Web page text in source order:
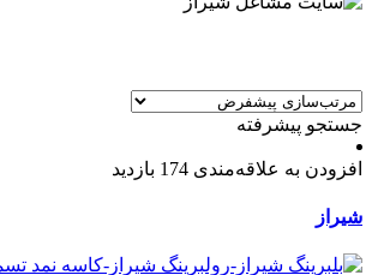
جستجو پیشرفته
افزودن به علاقه‌مندی 174 بازدید
شیراز